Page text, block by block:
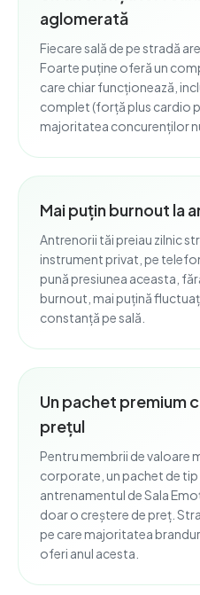
aglomerată
Fiecare sală de pe stradă
Foarte puține oferă un
care chiar funcționează,
complet (forță plus cardio
majoritatea concurenților
Mai puțin burnout la
Antrenorii tăi preiau zilnic
instrument privat, pe
pună presiunea aceasta,
burnout, mai puțină
constanță pe sală.
Un pachet premium
prețul
Pentru membrii de valoare
corporate, un pachet de
antrenamentul de Sala
doar o creștere de preț.
pe care majoritatea
oferi anul acesta.